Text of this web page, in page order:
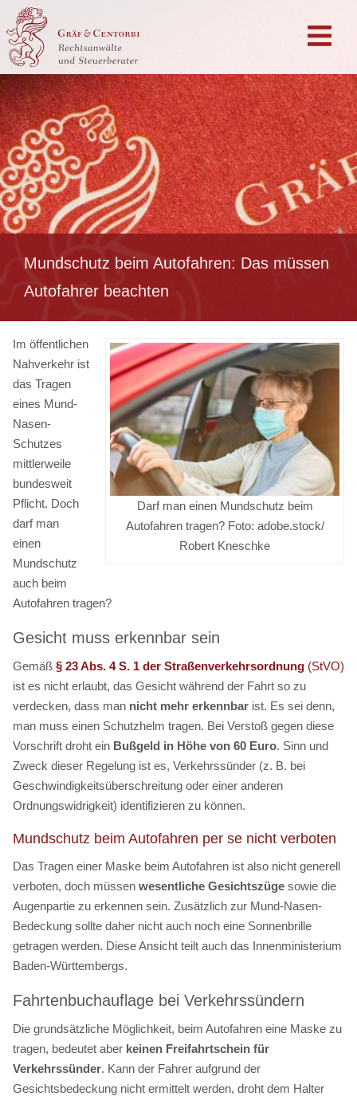
Mundschutz beim Autofahren: Das müssen
Autofahrer beachten
Darf man einen Mundschutz beim
Autofahren tragen? Foto: adobe.stock/
Robert Kneschke
Im öffentlichen
Nahverkehr ist
das Tragen
eines Mund-
Nasen-
Schutzes
mittlerweile
bundesweit
Pflicht. Doch
darf man
einen
Mundschutz
auch beim
Autofahren tragen?
Gesicht muss erkennbar sein
Gemäß § 23 Abs. 4 S. 1 der Straßenverkehrsordnung (StVO)
ist es nicht erlaubt, das Gesicht während der Fahrt so zu
verdecken, dass man nicht mehr erkennbar ist. Es sei denn,
man muss einen Schutzhelm tragen. Bei Verstoß gegen diese
Vorschrift droht ein Bußgeld in Höhe von 60 Euro. Sinn und
Zweck dieser Regelung ist es, Verkehrssünder (z. B. bei
Geschwindigkeitsüberschreitung oder einer anderen
Ordnungswidrigkeit) identifizieren zu können.
Mundschutz beim Autofahren per se nicht verboten
Das Tragen einer Maske beim Autofahren ist also nicht generell
verboten, doch müssen wesentliche Gesichtszüge sowie die
Augenpartie zu erkennen sein. Zusätzlich zur Mund-Nasen-
Bedeckung sollte daher nicht auch noch eine Sonnenbrille
getragen werden. Diese Ansicht teilt auch das Innenministerium
Baden-Württembergs.
Fahrtenbuchauflage bei Verkehrssündern
Die grundsätzliche Möglichkeit, beim Autofahren eine Maske zu
tragen, bedeutet aber keinen Freifahrtschein für
Verkehrssünder. Kann der Fahrer aufgrund der
Gesichtsbedeckung nicht ermittelt werden, droht dem Halter